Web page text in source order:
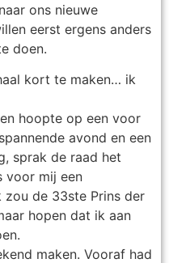
ons nieuwe
eerst ergens anders
doen.
kort te maken… ik
hoopte op een voor
avond en een
sprak de raad het
voor mij een
de 33ste Prins der
hopen dat ik aan
maken. Vooraf had